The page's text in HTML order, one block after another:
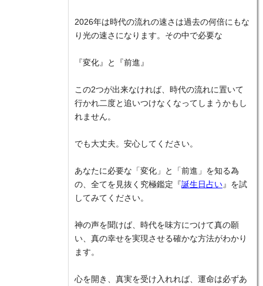
2026年は時代の流れの速さは過去の何倍にもな
り光の速さになります。その中で必要な
『変化』と『前進』
この2つが出来なければ、時代の流れに置いて
行かれ二度と追いつけなくなってしまうかもし
れません。
でも大丈夫。安心してください。
あなたに必要な「変化」と「前進」を知る為
の、全てを見抜く究極鑑定『誕生日占い 』を試
してみてください。
神の声を聞けば、時代を味方につけて真の願
い、真の幸せを実現させる確かな方法がわかり
ます。
心を開き、真実を受け入れれば、運命は必ずあ